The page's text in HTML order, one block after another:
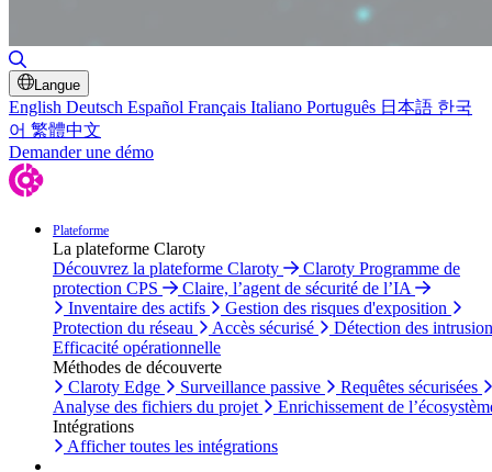
Langue
English Deutsch Español Français Italiano Português 日本語 한국
어 繁體中文
Demander une démo
Plateforme
La plateforme Claroty
Découvrez la plateforme Claroty
Claroty Programme de
protection CPS
Claire, l’agent de sécurité de l’IA
Inventaire des actifs
Gestion des risques d'exposition
Protection du réseau
Accès sécurisé
Détection des
Efficacité opérationnelle
Méthodes de découverte
Claroty Edge
Surveillance passive
Requêtes sécurisées
Analyse des fichiers du projet
Enrichissement de
Intégrations
Afficher toutes les intégrations